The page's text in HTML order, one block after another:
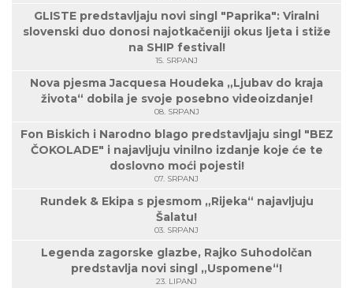
GLISTE predstavljaju novi singl "Paprika": Viralni
slovenski duo donosi najotkačeniji okus ljeta i stiže
na SHIP festival!
15. SRPANJ
Nova pjesma Jacquesa Houdeka „Ljubav do kraja
života“ dobila je svoje posebno videoizdanje!
08. SRPANJ
Fon Biskich i Narodno blago predstavljaju singl "BEZ
ČOKOLADE" i najavljuju vinilno izdanje koje će te
doslovno moći pojesti!
07. SRPANJ
Rundek & Ekipa s pjesmom „Rijeka“ najavljuju
Šalatu!
03. SRPANJ
Legenda zagorske glazbe, Rajko Suhodolčan
predstavlja novi singl „Uspomene“!
23. LIPANJ